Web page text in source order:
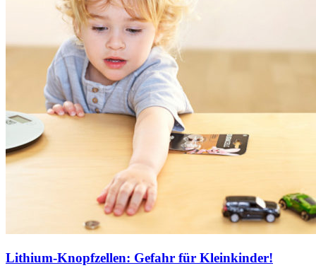
Lithium-Knopfzellen: Gefahr für Kleinkinder!